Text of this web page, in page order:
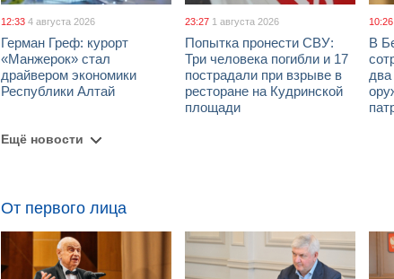
12:33 4 августа 2026
Герман Греф: курорт
«Манжерок» стал
драйвером экономики
Республики Алтай
23:27 1 августа 2026
Попытка пронести СВУ:
Три человека погибли и 17
пострадали при взрыве в
ресторане на Кудринской
площади
10:26
В
два
Ещё новости
От первого лица